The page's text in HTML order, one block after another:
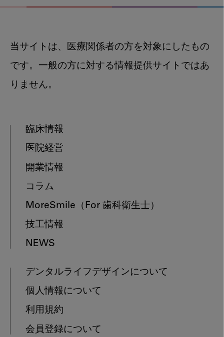
当サイトは、医療関係者の方を対象にしたもの
です。一般の方に対する情報提供サイトではあ
りません。
臨床情報
医院経営
開業情報
コラム
MoreSmile （For 歯科衛生士）
技工情報
NEWS
デンタルライフデザインについて
個人情報について
利用規約
会員登録について